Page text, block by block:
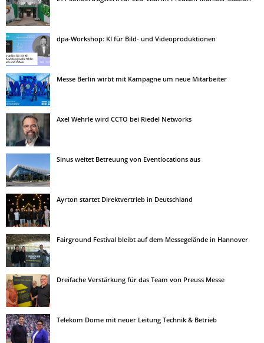
dpa-Workshop: KI für Bild- und Videoproduktionen
Messe Berlin wirbt mit Kampagne um neue Mitarbeiter
Axel Wehrle wird CCTO bei Riedel Networks
Sinus weitet Betreuung von Eventlocations aus
Ayrton startet Direktvertrieb in Deutschland
Fairground Festival bleibt auf dem Messegelände in Hannover
Dreifache Verstärkung für das Team von Preuss Messe
Telekom Dome mit neuer Leitung Technik & Betrieb